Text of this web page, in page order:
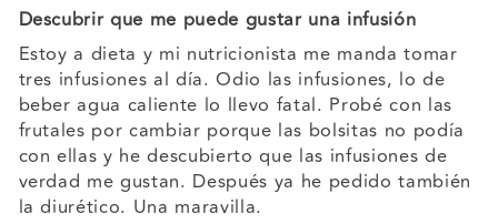
Descubrir que me puede gustar una infusión
Estoy a dieta y mi nutricionista me manda tomar
tres infusiones al día. Odio las infusiones, lo de
beber agua caliente lo llevo fatal. Probé con las
frutales por cambiar porque las bolsitas no podía
con ellas y he descubierto que las infusiones de
verdad me gustan. Después ya he pedido también
la diurético. Una maravilla.